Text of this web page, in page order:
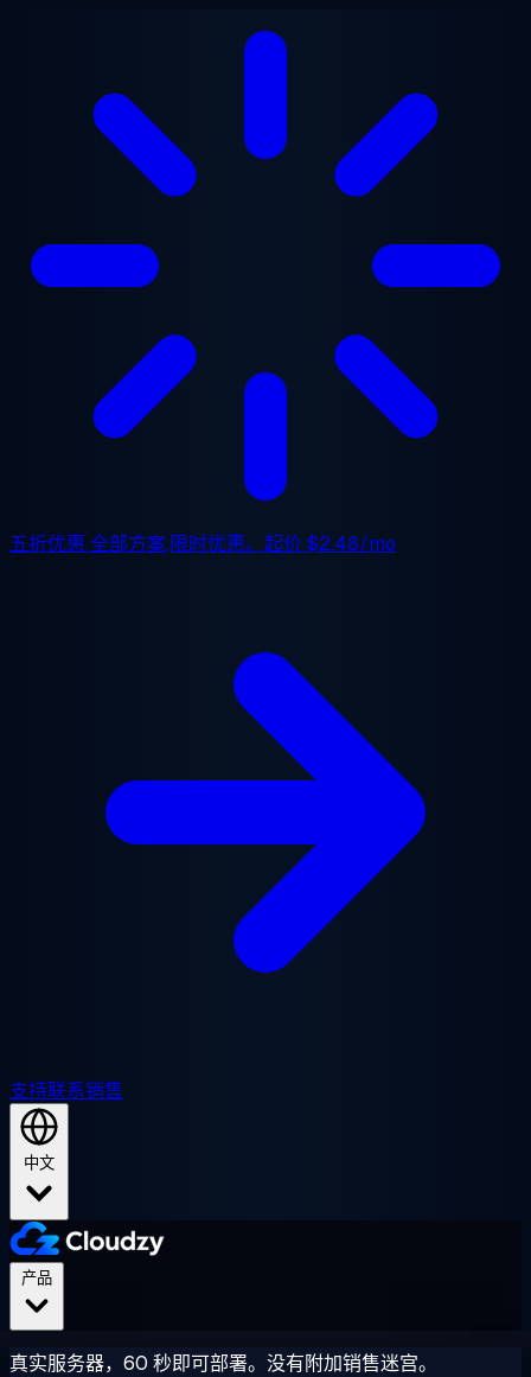
五折优惠 全部方案,限时优惠。起价$2.48/mo
支持联系销售
中文
真实服务器，60 秒即可部署。没有附加销售迷宫。